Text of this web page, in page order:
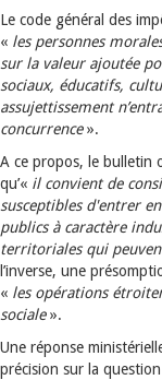
Le code général des
« les personnes
sur la valeur ajoutée
sociaux, éducatifs,
assujettissement
concurrence».
A ce propos, le bulletin
qu’« il convient de
susceptibles d'entrer
publics à caractère
territoriales qui
l’inverse, une
« les opérations
sociale».
Une réponse
précision sur la